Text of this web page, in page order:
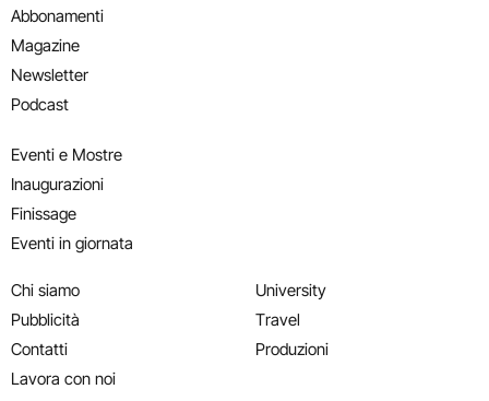
Abbonamenti
Magazine
Newsletter
Podcast
Eventi e Mostre
Inaugurazioni
Finissage
Eventi in giornata
Chi siamo
Pubblicità
Contatti
Lavora con noi
University
Travel
Produzioni